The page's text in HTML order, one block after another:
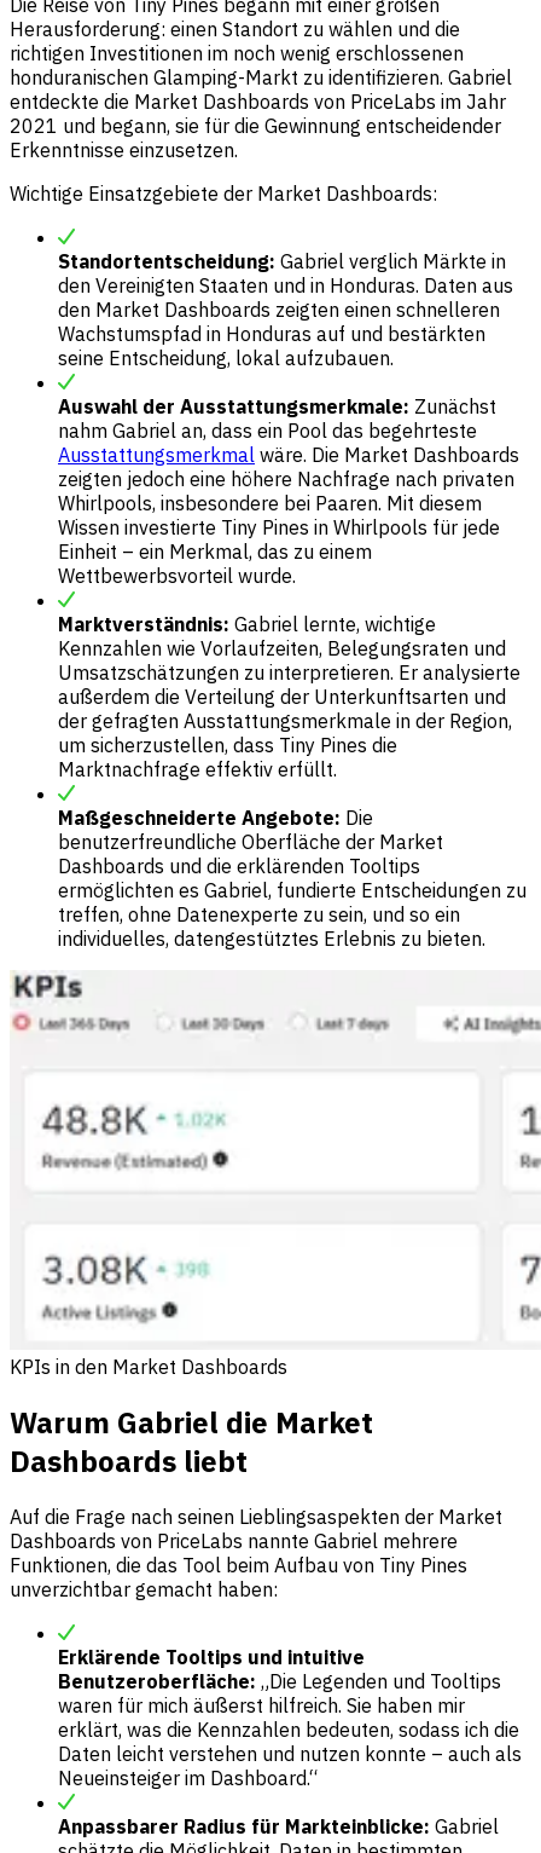
Die Reise von Tiny Pines begann mit einer großen
Herausforderung: einen Standort zu wählen und die
richtigen Investitionen im noch wenig erschlossenen
honduranischen Glamping-Markt zu identifizieren. Gabriel
entdeckte die Market Dashboards von PriceLabs im Jahr
2021 und begann, sie für die Gewinnung entscheidender
Erkenntnisse einzusetzen.
Wichtige Einsatzgebiete der Market Dashboards:
Standortentscheidung: Gabriel verglich Märkte in
den Vereinigten Staaten und in Honduras. Daten aus
den Market Dashboards zeigten einen schnelleren
Wachstumspfad in Honduras auf und bestärkten
seine Entscheidung, lokal aufzubauen.
Auswahl der Ausstattungsmerkmale: Zunächst
nahm Gabriel an, dass ein Pool das begehrteste
Ausstattungsmerkmal wäre. Die Market Dashboards
zeigten jedoch eine höhere Nachfrage nach privaten
Whirlpools, insbesondere bei Paaren. Mit diesem
Wissen investierte Tiny Pines in Whirlpools für jede
Einheit – ein Merkmal, das zu einem
Wettbewerbsvorteil wurde.
Marktverständnis: Gabriel lernte, wichtige
Kennzahlen wie Vorlaufzeiten, Belegungsraten und
Umsatzschätzungen zu interpretieren. Er analysierte
außerdem die Verteilung der Unterkunftsarten und
der gefragten Ausstattungsmerkmale in der Region,
um sicherzustellen, dass Tiny Pines die
Marktnachfrage effektiv erfüllt.
Maßgeschneiderte Angebote: Die
benutzerfreundliche Oberfläche der Market
Dashboards und die erklärenden Tooltips
ermöglichten es Gabriel, fundierte Entscheidungen zu
treffen, ohne Datenexperte zu sein, und so ein
individuelles, datengestütztes Erlebnis zu bieten.
KPIs in den Market Dashboards
Warum Gabriel die Market
Dashboards liebt
Auf die Frage nach seinen Lieblingsaspekten der Market
Dashboards von PriceLabs nannte Gabriel mehrere
Funktionen, die das Tool beim Aufbau von Tiny Pines
unverzichtbar gemacht haben:
Erklärende Tooltips und intuitive
Benutzeroberfläche: „Die Legenden und Tooltips
waren für mich äußerst hilfreich. Sie haben mir
erklärt, was die Kennzahlen bedeuten, sodass ich die
Daten leicht verstehen und nutzen konnte – auch als
Neueinsteiger im Dashboard.“
Anpassbarer Radius für Markteinblicke: Gabriel